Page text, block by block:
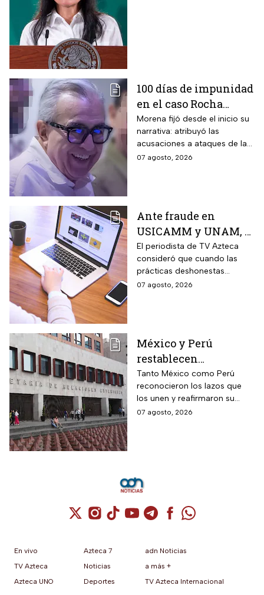
100 días de impunidad
en el caso Rocha
Moya; recuento de los
hechos
Morena fijó desde el inicio su
narrativa: atribuyó las
acusaciones a ataques de la
oposición y agencias
07 agosto, 2026
Ante fraude en
USICAMM y UNAM, el
reto es fortalecer una
cultura de la
honestidad: Otoniel
Martínez
El periodista de TV Azteca
consideró que cuando las
prácticas deshonestas
comienzas a repetirse en
07 agosto, 2026
México y Perú
restablecen
relaciones
diplomáticas después
de nueve meses
Tanto México como Perú
reconocieron los lazos que
los unen y reafirmaron su
respeto al derecho
07 agosto, 2026
Cuenta de X / Twitter (se abre en una
Cuenta de Instagram (se abre en una
Cuenta de TikTok (se abre en
Cuenta de YouTube (se abre
Cuenta de Telegram (se
Cuenta de
Cuenta de
En vivo
TV Azteca
Azteca UNO
Azteca 7
Noticias
Deportes
adn Noticias
a más +
TV Azteca Internacional